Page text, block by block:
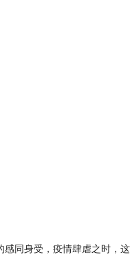
同身受，疫情肆虐之时，